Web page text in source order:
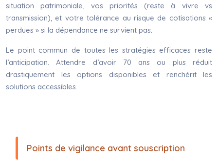
situation patrimoniale, vos priorités (reste à vivre vs
transmission), et votre tolérance au risque de cotisations «
perdues » si la dépendance ne survient pas.
Le point commun de toutes les stratégies efficaces reste
l’anticipation. Attendre d’avoir 70 ans ou plus réduit
drastiquement les options disponibles et renchérit les
solutions accessibles.
Points de vigilance avant souscription